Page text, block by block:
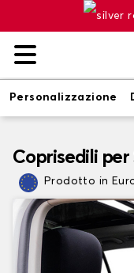
Personalizzazione
Coprisedili per
Prodotto in